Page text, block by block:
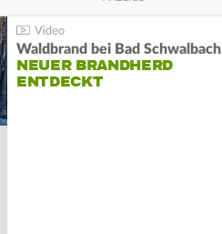
Waldbrand bei Bad Schwalbach
NEUER BRANDHERD
ENTDECKT